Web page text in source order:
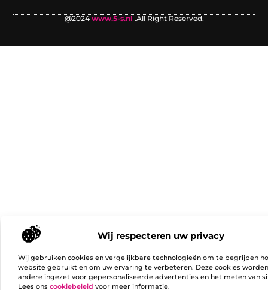
Wij respecteren uw privacy
Wij gebruiken cookies en vergelijkbare technologieën om te begrijpen
website gebruikt en om uw ervaring te verbeteren. Deze cookies
andere ingezet voor gepersonaliseerde advertenties en het meten van
Lees ons cookiebeleid voor meer informatie.
@2024 www.5-s.nl .All Right Reserved.